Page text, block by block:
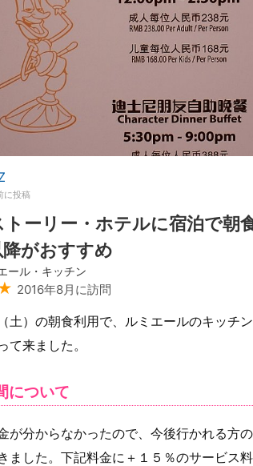
に投稿
トーリー・ホテルに宿泊で朝
降がおすすめ
ール・キッチン
2016年8月に訪問
土）の朝食利用で、ルミエールのキッチ
て来ました。
について
が分からなかったので、今後行かれる方
ました。下記料金に＋１５％のサービス料